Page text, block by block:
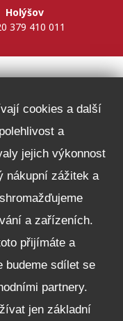
Holýšov
379 410 011
pro zákazníky
na jejich práva
cookies a další
a
jejich výkonnost
nákupní zážitek a
a zařízeních.
přijímáte a
budeme sdílet se
partnery.
jen základní